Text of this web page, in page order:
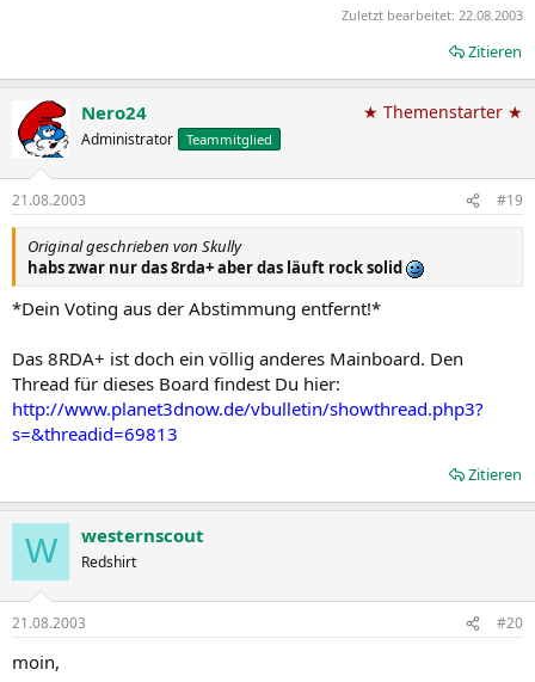
Zuletzt bearbeitet: 22.08.2003
Zitieren
Nero24
Administrator Teammitglied
★ Themenstarter ★
21.08.2003 #19
Original geschrieben von Skully
habs zwar nur das 8rda+ aber das läuft rock solid
*Dein Voting aus der Abstimmung entfernt!*
Das 8RDA+ ist doch ein völlig anderes Mainboard. Den
Thread für dieses Board findest Du hier:
http://www.planet3dnow.de/vbulletin/showthread.php3?
s=&threadid=69813
Zitieren
W westernscout
Redshirt
21.08.2003 #20
moin,